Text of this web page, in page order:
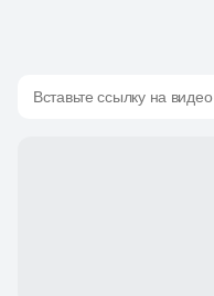
Вставьте ссылку на видео